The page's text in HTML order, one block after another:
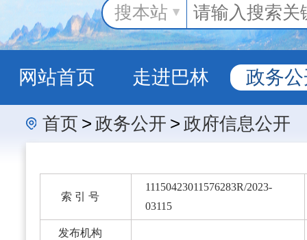
搜本站
网站首页 走进巴林 政务
政务服务
首页 > 政务公开 > 政府信息公开
索 引 号
11150423011576283R/2023-
03115
发布机构